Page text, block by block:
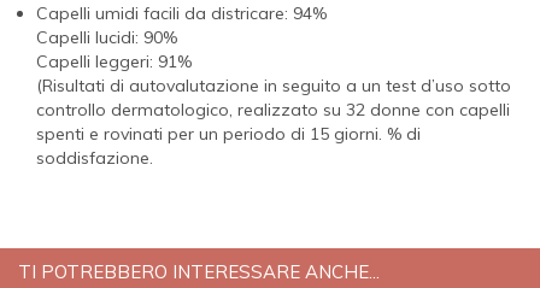
Capelli umidi facili da districare: 94%
Capelli lucidi: 90%
Capelli leggeri: 91%
(Risultati di autovalutazione in seguito a un test d’uso sotto
controllo dermatologico, realizzato su 32 donne con capelli
spenti e rovinati per un periodo di 15 giorni. % di
soddisfazione.
TI POTREBBERO INTERESSARE ANCHE...